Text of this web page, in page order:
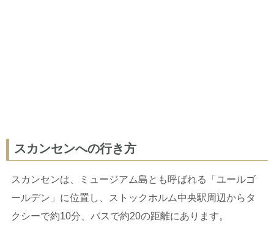
スカンセンへの行き方
スカンセンは、ミュージアム島とも呼ばれる「ユールゴ
ールデン」に位置し、ストックホルム中央駅周辺からタ
クシーで約10分、バスで約20の距離にあります。